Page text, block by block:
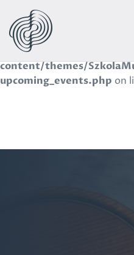
Warning: Use of undefined
'navbar' (this will throw an
PHP) in
content/themes/
upcoming_events.php on